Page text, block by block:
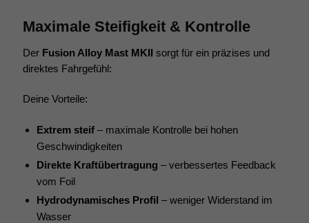
Maximale Steifigkeit & Kontrolle
Der Fusion Alloy Mast MKII sorgt für ein präzises und
direktes Fahrgefühl:
Deine Vorteile:
Extrem steif – maximale Kontrolle bei hohen
Geschwindigkeiten
Direkte Kraftübertragung – verbessertes Feedback
vom Foil
Hydrodynamisches Profil – weniger Widerstand im
Wasser